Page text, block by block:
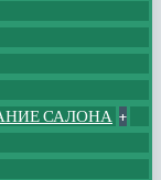
САЛОНА +